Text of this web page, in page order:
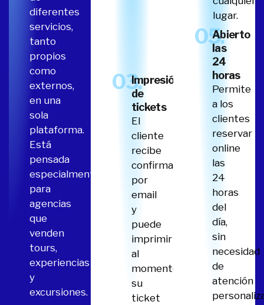
diferentes
servicios,
tanto
propios
como
externos,
en una
sola
plataforma.
Está
pensada
especialmente
para
agencias
que
venden
tours,
experiencias
y
excursiones.
disponibilidad,
los cupos y los
diferentes
canales.
03.Impresión
de
tickets
El
cliente
recibe
confirmación
por
email
y
puede
imprimir
al
momento
su
ticket
lugar.​
05.Abierto
las
24
horas
Permite
a los
clientes
reservar
online
las
24
horas
del
día,
sin
necesidad
de
atención